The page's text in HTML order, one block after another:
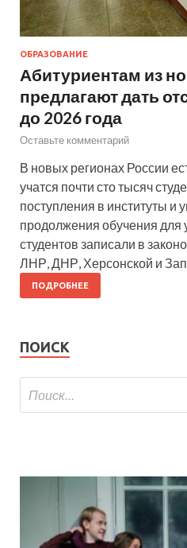
ОБРАЗОВАНИЕ
Абитуриентам из
предлагают дать
до 2026 года
Оставьте комментарий
В новых регионах России
учатся почти сто тысяч
поступления в институты и
продолжения обучения для
студентов записали в
ЛНР, ДНР, Херсонской и
ПОДРОБНЕЕ
ПОИСК